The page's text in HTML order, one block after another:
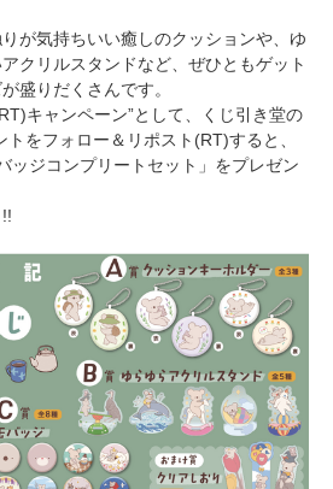
が気持ちいい癒しのクッションや、ゆ
クリルスタンドなど、ぜひともゲット
盛りだくさんです。
キャンペーン”として、くじ引き堂の
をフォロー＆リポスト(RT)すると、
ッジコンプリートセット」をプレゼン